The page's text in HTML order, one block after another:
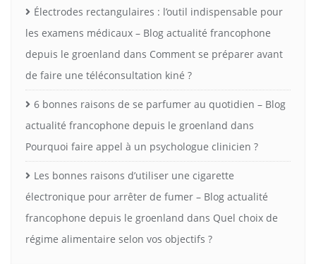
Électrodes rectangulaires : l’outil indispensable pour
les examens médicaux – Blog actualité francophone
depuis le groenland dans Comment se préparer avant
de faire une téléconsultation kiné ?
6 bonnes raisons de se parfumer au quotidien – Blog
actualité francophone depuis le groenland dans
Pourquoi faire appel à un psychologue clinicien ?
Les bonnes raisons d’utiliser une cigarette
électronique pour arrêter de fumer – Blog actualité
francophone depuis le groenland dans Quel choix de
régime alimentaire selon vos objectifs ?